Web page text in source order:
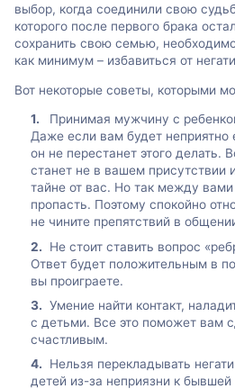
выбор, когда соединили свою
которого после первого брака
сохранить свою семью,
как минимум – избавиться от
Вот некоторые советы, которыми
Принимая мужчину с
Даже если вам будет неприятно
он не перестанет этого делать.
станет не в вашем присутствии
тайне от вас. Но так между
пропасть. Поэтому спокойно
не чините препятствий в
Не стоит ставить вопрос
Ответ будет положительным в
вы проиграете.
Умение найти контакт,
с детьми. Все это поможет вам
счастливым.
Нельзя перекладывать
детей из-за неприязни к